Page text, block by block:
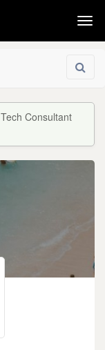
Consultant